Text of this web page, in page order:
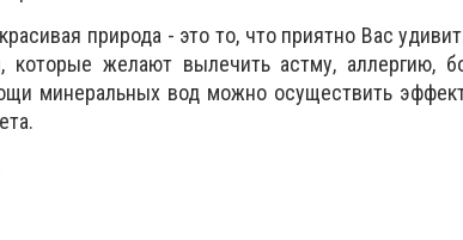
природа - это то, что приятно Вас
желают вылечить астму, аллергию,
минеральных вод можно осуществить